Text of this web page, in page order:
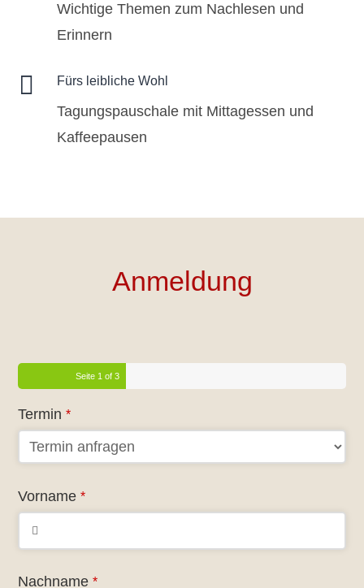
Wichtige Themen zum Nachlesen und
Erinnern
 Fürs leibliche Wohl
Tagungspauschale mit Mittagessen und
Kaffeepausen
Anmeldung
Seite 1 of 3
Termin *
Vorname *
Nachname *